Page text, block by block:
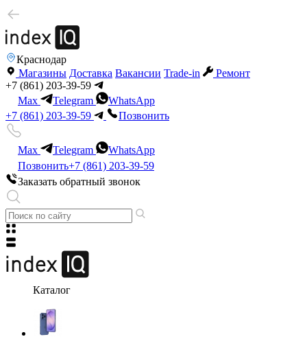
Краснодар
Магазины Доставка Вакансии Trade-in
Ремонт
+7 (861) 203-39-59
Max
Telegram
WhatsApp
+7 (861) 203-39-59
Позвонить
Max Telegram
WhatsApp
Позвонить+7 (861) 203-39-59
Заказать обратный звонок
Каталог